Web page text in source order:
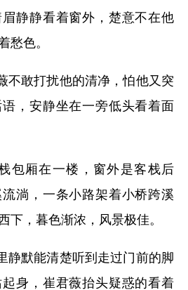
静静看着窗外，楚意不在他
愁色。
不敢打扰他的清净，怕他又突
，安静坐在一旁低头看着面
包厢在一楼，窗外是客栈后
淌，一条小路架着小桥跨溪
下，暮色渐浓，风景极佳。
静默能清楚听到走过门前的脚
身，崔君薇抬头疑惑的看着